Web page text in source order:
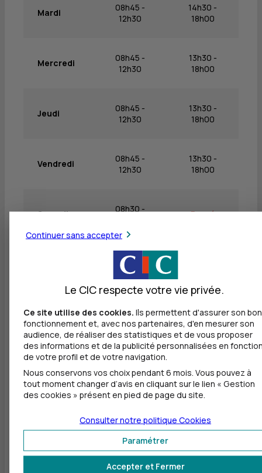
Mardi
08h45 -
12h30
14h30 -
18h00
Mercredi
08h45 -
12h30
13h30 -
18h00
Jeudi
08h45 -
12h30
13h30 -
18h00
Vendredi
08h45 -
12h30
13h30 -
18h00
Samedi
08h30 -
Fermé
Fermé
Autres agences les plus proches
CIC SAINT GIRONS - CIC SALIES DU SALAT
16 AVENUE DE LA PAIX
31260 SALIES DU SALAT
05 61 87 00 88
Fermé, ouvre mardi à 8h45
Continuer sans accepter
Le CIC respecte votre vie privée.
Ce site utilise des cookies. Ils permettent d'assurer son bon
fonctionnement et, avec nos partenaires, d'en mesurer son
audience, de réaliser des statistiques et de vous proposer
des informations et de la publicité personnalisées en
de votre profil et de votre navigation.
Nous conservons vos choix pendant 6 mois. Vous pouvez à
tout moment changer d’avis en cliquant sur le lien « Gestion
des cookies » présent en pied de page du site.
Accepter et Fermer
Paramétrer
Consulter notre politique Cookies